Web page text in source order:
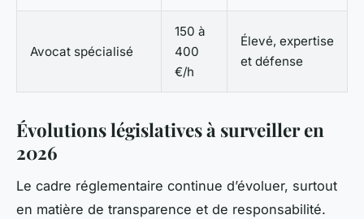
Avocat spécialisé
150 à
400
€/h
Élevé, expertise
et défense
Évolutions législatives à surveiller en
2026
Le cadre réglementaire continue d’évoluer, surtout
en matière de transparence et de responsabilité.